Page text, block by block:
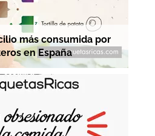
más consumida por
en España